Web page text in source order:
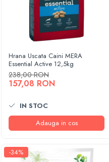
Hrana Uscata Caini MERA
Essential Active 12,5kg
238,00 RON
157,08 RON
IN STOC
Adauga in cos
-34%